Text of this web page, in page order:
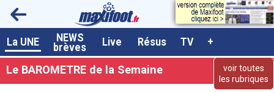
La UNE NEWS
brèves Live Résus TV +
Le BAROMETRE de la Semaine
voir toutes
les rubriques
A la UNE
Dernières brèves
Live / Matchs en direct